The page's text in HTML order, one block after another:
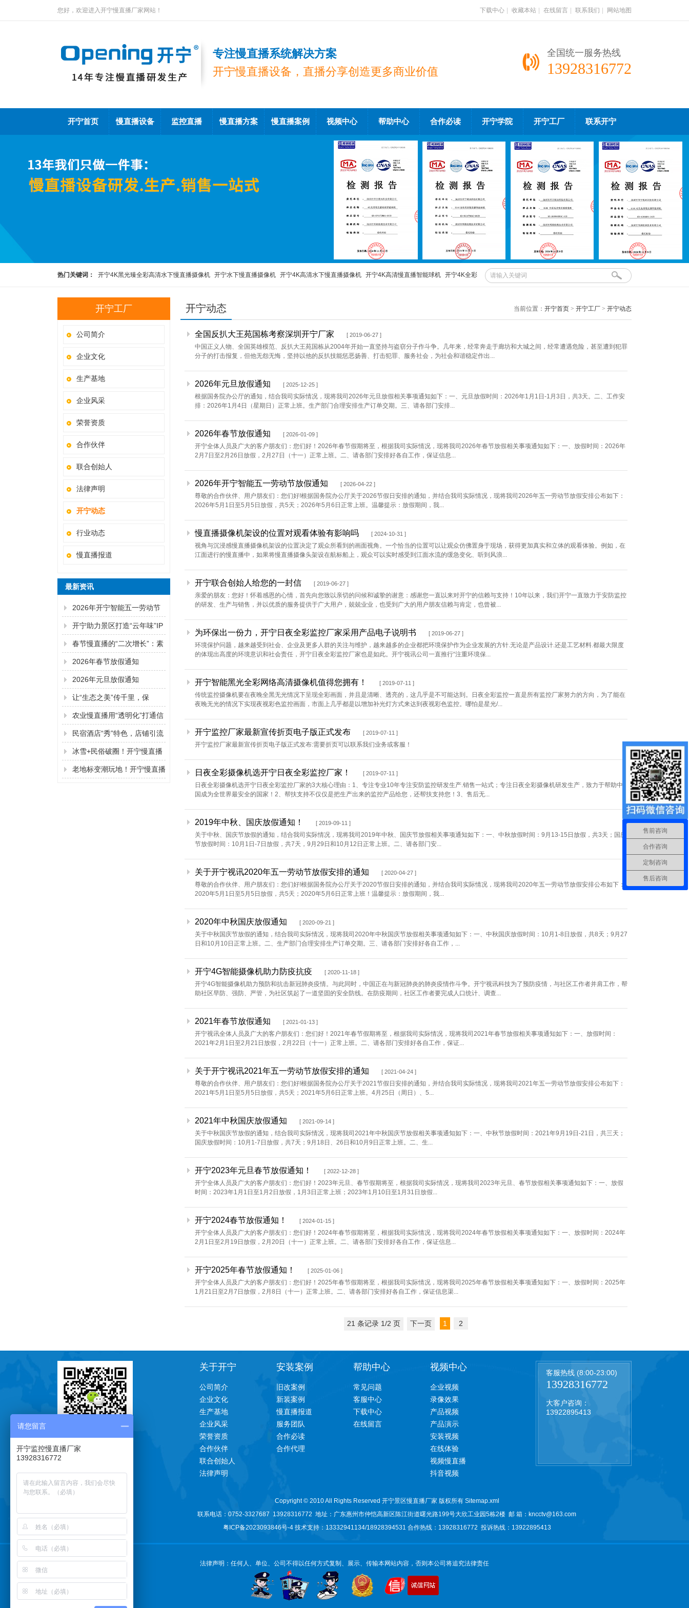
您好，欢迎进入开宁慢直播厂家网站！ 下载中心 收藏本站 在线留言 联系我们 网站地图
专注慢直播系统解决方案
开宁慢直播设备，直播分享创造更多商业价值
全国统一服务热线
13928316772
开宁首页 慢直播设备 监控直播 慢直播方案 慢直播案例 视频中心 帮助中心 合作必读 开宁学院 开宁工厂 联系开宁
热门关键词： 开宁4K黑光臻全彩高清水下慢直播摄像机 开宁水下慢直播摄像机 开宁4K高清水下慢直播摄像机 开宁4K高清慢直播智能球机 开宁4K全彩
高清慢直播智能球机 开宁4K黑光全彩慢直播智能球机
开宁工厂
公司简介
企业文化
生产基地
企业风采
荣誉资质
合作伙伴
联合创始人
法律声明
开宁动态
行业动态
慢直播报道
最新资讯
2026年开宁智能五一劳动节
放假通知
开宁助力景区打造“云年味”IP
春节慢直播的“二次增长”：素
材复用与跨域商业联动
2026年春节放假通知
2026年元旦放假通知
让“生态之美”传千里，保
护“聚合力”
农业慢直播用“透明化”打通信
任到下单的最后一公里
民宿酒店“秀”特色，店铺引流
靠实景
冰雪+民俗破圈！开宁慢直播
让地标文化变现
老地标变潮玩地！开宁慢直播
开宁动态 当前位置： 开宁首页 > 开宁工厂 > 开宁动态
全国反扒大王苑国栋考察深圳开宁厂家 [ 2019-06-27 ]
中国正义人物、全国英雄模范、反扒大王苑国栋从2004年开始一直坚持与盗窃分子作斗争。几年来，经常奔走于廊坊和大城之间，经常遭遇危险，甚至遭到犯罪
分子的打击报复，但他无怨无悔，坚持以他的反扒技能惩恶扬善、打击犯罪、服务社会，为社会和谐稳定作出...
2026年元旦放假通知 [ 2025-12-25 ]
根据国务院办公厅的通知，结合我司实际情况，现将我司2026年元旦放假相关事项通知如下：一、元旦放假时间：2026年1月1日-1月3日，共3天。二、工作安
排：2026年1月4日（星期日）正常上班。生产部门合理安排生产订单交期。三、请各部门安排...
2026年春节放假通知 [ 2026-01-09 ]
开宁全体人员及广大的客户朋友们：您们好！2026年春节假期将至，根据我司实际情况，现将我司2026年春节放假相关事项通知如下：一、放假时间：2026年
2月7日至2月26日放假，2月27日（十一）正常上班。二、请各部门安排好各自工作，保证信息...
2026年开宁智能五一劳动节放假通知 [ 2026-04-22 ]
尊敬的合作伙伴、用户朋友们：您们好!根据国务院办公厅关于2026节假日安排的通知，并结合我司实际情况，现将我司2026年五一劳动节放假安排公布如下：
2026年5月1日至5月5日放假，共5天；2026年5月6日正常上班。温馨提示：放假期间，我...
慢直播摄像机架设的位置对观看体验有影响吗 [ 2024-10-31 ]
视角与沉浸感慢直播摄像机架设的位置决定了观众所看到的画面视角。一个恰当的位置可以让观众仿佛置身于现场，获得更加真实和立体的观看体验。例如，在
江面进行的慢直播中，如果将慢直播摄像头架设在航标船上，观众可以实时感受到江面水流的缓急变化、听到风浪...
开宁联合创始人给您的一封信 [ 2019-06-27 ]
亲爱的朋友：您好！怀着感恩的心情，首先向您致以亲切的问候和诚挚的谢意：感谢您一直以来对开宁的信赖与支持！10年以来，我们开宁一直致力于安防监控
的研发、生产与销售，并以优质的服务提供于广大用户，兢兢业业，也受到广大的用户朋友信赖与肯定，也曾被...
为环保出一份力，开宁日夜全彩监控厂家采用产品电子说明书 [ 2019-06-27 ]
环境保护问题，越来越受到社会、企业及更多人群的关注与维护，越来越多的企业都把环境保护作为企业发展的方针.无论是产品设计.还是工艺材料.都最大限度
的体现出高度的环境意识和社会责任，开宁日夜全彩监控厂家也是如此。开宁视讯公司一直推行“注重环境保...
开宁智能黑光全彩网络高清摄像机值得您拥有！ [ 2019-07-11 ]
传统监控摄像机要在夜晚全黑无光情况下呈现全彩画面，并且是清晰、透亮的，这几乎是不可能达到。日夜全彩监控一直是所有监控厂家努力的方向，为了能在
夜晚无光的情况下实现夜视彩色监控画面，市面上几乎都是以增加补光灯方式来达到夜视彩色监控。哪怕是星光/...
开宁监控厂家最新宣传折页电子版正式发布 [ 2019-07-11 ]
开宁监控厂家最新宣传折页电子版正式发布:需要折页可以联系我们业务或客服！
日夜全彩摄像机选开宁日夜全彩监控厂家！ [ 2019-07-11 ]
日夜全彩摄像机选开宁日夜全彩监控厂家的3大核心理由：1、专注专业10年专注安防监控研发生产.销售一站式；专注日夜全彩摄像机研发生产，致力于帮助中
国成为全世界最安全的国家！2、帮扶支持不仅仅是把生产出来的监控产品给您，还帮扶支持您！3、售后无...
2019年中秋、国庆放假通知！ [ 2019-09-11 ]
关于中秋、国庆节放假的通知，结合我司实际情况，现将我司2019年中秋、国庆节放假相关事项通知如下：一、中秋放假时间：9月13-15日放假，共3天；国庆
节放假时间：10月1日-7日放假，共7天，9月29日和10月12日正常上班。二、请各部门安...
关于开宁视讯2020年五一劳动节放假安排的通知 [ 2020-04-27 ]
尊敬的合作伙伴、用户朋友们：您们好!根据国务院办公厅关于2020节假日安排的通知，并结合我司实际情况，现将我司2020年五一劳动节放假安排公布如下：
2020年5月1日至5月5日放假，共5天；2020年5月6日正常上班！温馨提示：放假期间，我...
2020年中秋国庆放假通知 [ 2020-09-21 ]
关于中秋国庆节放假的通知，结合我司实际情况，现将我司2020年中秋国庆节放假相关事项通知如下：一、中秋国庆放假时间：10月1-8日放假，共8天；9月27
日和10月10日正常上班。二、生产部门合理安排生产订单交期。三、请各部门安排好各自工作，...
开宁4G智能摄像机​助力防疫抗疫 [ 2020-11-18 ]
开宁4G智能摄像机助力预防和抗击新冠肺炎疫情。与此同时，中国正在与新冠肺炎的肺炎疫情作斗争。开宁视讯科技为了预防疫情，与社区工作者并肩工作，帮
助社区早防、强防、严管，为社区筑起了一道坚固的安全防线。在防疫期间，社区工作者要完成人口统计、调查...
2021年春节放假通知 [ 2021-01-13 ]
开宁视讯全体人员及广大的客户朋友们：您们好！2021年春节假期将至，根据我司实际情况，现将我司2021年春节放假相关事项通知如下：一、放假时间：
2021年2月1日至2月21日放假，2月22日（十一）正常上班。二、请各部门安排好各自工作，保证...
关于开宁视讯2021年五一劳动节放假安排的通知 [ 2021-04-24 ]
尊敬的合作伙伴、用户朋友们：您们好!根据国务院办公厅关于2021节假日安排的通知，并结合我司实际情况，现将我司2021年五一劳动节放假安排公布如下：
2021年5月1日至5月5日放假，共5天；2021年5月6日正常上班。4月25日（周日）、5...
2021年中秋国庆放假通知 [ 2021-09-14 ]
关于中秋国庆节放假的通知，结合我司实际情况，现将我司2021年中秋国庆节放假相关事项通知如下：一、中秋节放假时间：2021年9月19日-21日，共三天；
国庆放假时间：10月1-7日放假，共7天；9月18日、26日和10月9日正常上班。二、生...
开宁2023年元旦春节放假通知！ [ 2022-12-28 ]
开宁全体人员及广大的客户朋友们：您们好！2023年元旦、春节假期将至，根据我司实际情况，现将我司2023年元旦、春节放假相关事项通知如下：一、放假
时间：2023年1月1日至1月2日放假，1月3日正常上班；2023年1月10日至1月31日放假...
开宁2024春节放假通知！ [ 2024-01-15 ]
开宁全体人员及广大的客户朋友们：您们好！2024年春节假期将至，根据我司实际情况，现将我司2024年春节放假相关事项通知如下：一、放假时间：2024年
2月1日至2月19日放假，2月20日（十一）正常上班。二、请各部门安排好各自工作，保证信息...
开宁2025年春节放假通知！ [ 2025-01-06 ]
开宁全体人员及广大的客户朋友们：您们好！2025年春节假期将至，根据我司实际情况，现将我司2025年春节放假相关事项通知如下：一、放假时间：2025年
1月21日至2月7日放假，2月8日（十一）正常上班。二、请各部门安排好各自工作，保证信息渠...
21 条记录 1/2 页 下一页 1 2
一对一技术支持
关注公众号更多惊喜
关于开宁
公司简介
企业文化
生产基地
企业风采
荣誉资质
合作伙伴
联合创始人
法律声明
安装案例
旧改案例
新装案例
慢直播报道
服务团队
合作必读
合作代理
帮助中心
常见问题
客服中心
下载中心
在线留言
视频中心
企业视频
录像效果
产品视频
产品演示
安装视频
在线体验
视频慢直播
抖音视频
客服热线 (8:00-23:00)
13928316772
大客户咨询：
13922895413
Copyright © 2010 All Rights Reserved 开宁景区慢直播厂家 版权所有 Sitemap.xml
联系电话：0752-3327687 13928316772 地址： 广东惠州市仲恺高新区陈江街道曙光路199号大欣工业园5栋2楼 邮 箱：kncctv@163.com
粤ICP备2023093846号-4 技术支持：13332941134/18928394531 合作热线：13928316772 投诉热线：13922895413
法律声明：任何人、单位、公司不得以任何方式复制、展示、传输本网站内容，否则本公司将追究法律责任
售前咨询
合作咨询
定制咨询
售后咨询
请您留言
开宁监控慢直播厂家
13928316772